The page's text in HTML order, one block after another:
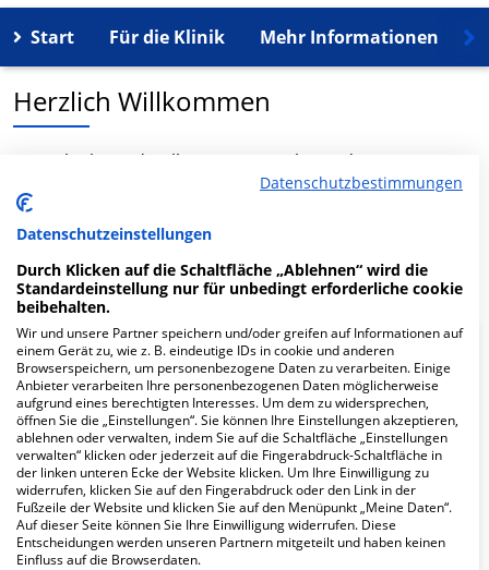
Start Für die Klinik Mehr Informationen
Herzlich Willkommen
Dr. Kolepke und Kollegen MVZ GmbH in der Hans-
Thoma-Platz 2 ist ein medizinisches
Versorgungszentrum in Sindelfingen.
Mehr Informationen
FAQ
Hier ﬁnden Sie häuﬁg gestellte Fragen zu dieser Klinik.
Wie lautet die Adresse von Dr. Kolepke und
Kollegen MVZ GmbH?
Hans-Thoma-Platz 2
Datenschutzbestimmungen
Datenschutzeinstellungen
Durch Klicken auf die Schaltfläche „Ablehnen“ wird die
Standardeinstellung nur für unbedingt erforderliche cookie
beibehalten.
Wir und unsere Partner speichern und/oder greifen auf Informationen auf
einem Gerät zu, wie z. B. eindeutige IDs in cookie und anderen
Browserspeichern, um personenbezogene Daten zu verarbeiten. Einige
Anbieter verarbeiten Ihre personenbezogenen Daten möglicherweise
aufgrund eines berechtigten Interesses. Um dem zu widersprechen,
öffnen Sie die „Einstellungen“. Sie können Ihre Einstellungen akzeptieren,
ablehnen oder verwalten, indem Sie auf die Schaltfläche „Einstellungen
verwalten“ klicken oder jederzeit auf die Fingerabdruck-Schaltfläche in
der linken unteren Ecke der Website klicken. Um Ihre Einwilligung zu
widerrufen, klicken Sie auf den Fingerabdruck oder den Link in der
Fußzeile der Website und klicken Sie auf den Menüpunkt „Meine Daten“.
Auf dieser Seite können Sie Ihre Einwilligung widerrufen. Diese
Entscheidungen werden unseren Partnern mitgeteilt und haben keinen
Einfluss auf die Browserdaten.